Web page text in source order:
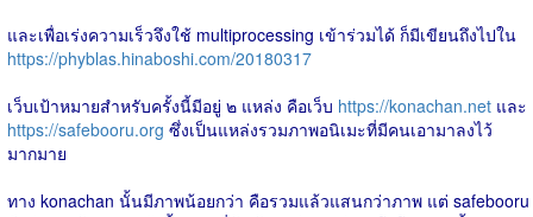
และเพื่อเร่งความเร็วจึงใช้ multiprocessing เข้าร่วมได้ ก็มีเขียนถึงไปใน
https://phyblas.hinaboshi.com/20180317
เว็บเป้าหมายสำหรับครั้งนี้มีอยู่ ๒ แหล่ง คือเว็บ https://konachan.net และ
https://safebooru.org ซึ่งเป็นแหล่งรวมภาพอนิเมะที่มีคนเอามาลงไว้
มากมาย
ทาง konachan นั้นมีภาพน้อยกว่า คือรวมแล้วแสนกว่าภาพ แต่ safebooru